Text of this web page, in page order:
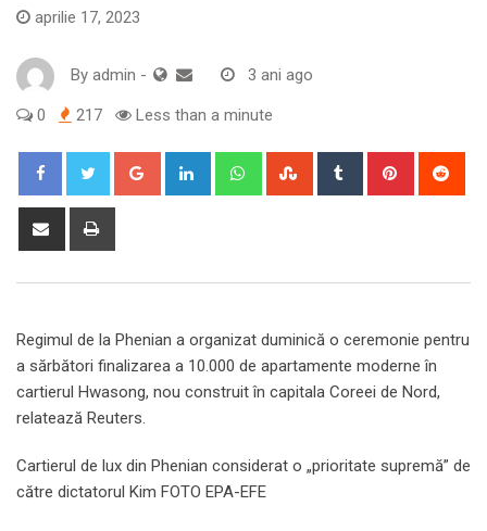
aprilie 17, 2023
By admin - 3 ani ago
0 217 Less than a minute
Google+ LinkedIn WhatsappStumbleUpon
Tumblr Pinterest
Share
Regimul de la Phenian a organizat duminică o ceremonie pentru
a sărbători finalizarea a 10.000 de apartamente moderne în
cartierul Hwasong, nou construit în capitala Coreei de Nord,
relatează Reuters.
Cartierul de lux din Phenian considerat o „prioritate supremă” de
către dictatorul Kim FOTO EPA-EFE